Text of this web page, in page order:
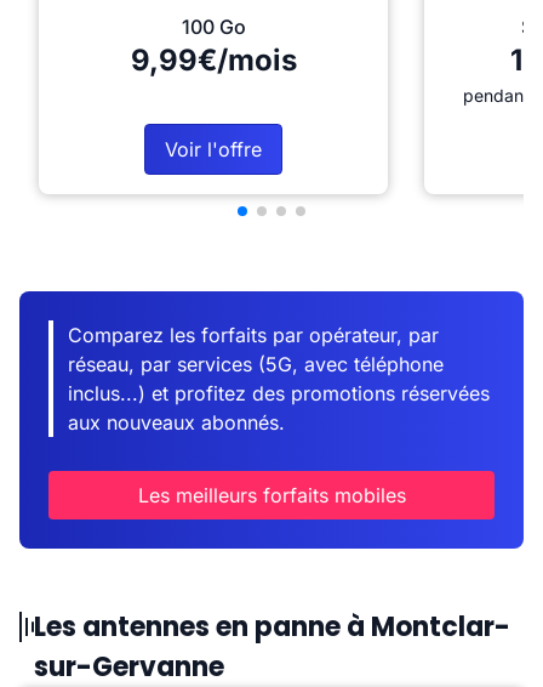
100 Go
9,99€/mois
Voir l'offre
pendant
Comparez les forfaits par opérateur, par
réseau, par services (5G, avec téléphone
inclus...) et profitez des promotions réservées
aux nouveaux abonnés.
Les meilleurs forfaits mobiles
Les antennes en panne à Montclar-
sur-Gervanne